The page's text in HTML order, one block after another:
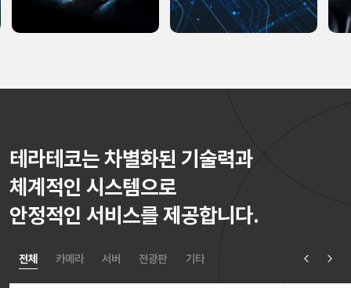
테라테코는 차별화된 기술력과
체계적인 시스템으로
안정적인 서비스를 제공합니다.
전체 카메라 서버 전광판 기타